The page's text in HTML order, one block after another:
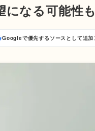
なる可能性も
Googleで優先するソースとして追加